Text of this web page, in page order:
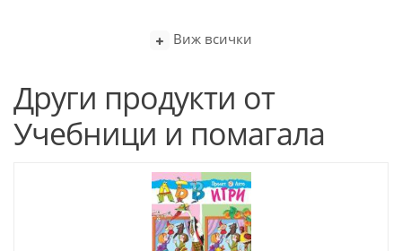
Виж всички
Други продукти от
Учебници и помагала